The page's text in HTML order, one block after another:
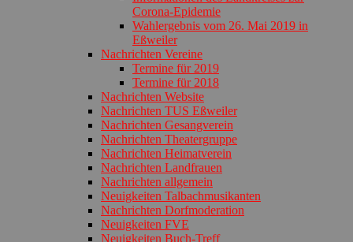
Corona-Epidemie
Wahlergebnis vom 26. Mai 2019 in
Eßweiler
Nachrichten Vereine
Termine für 2019
Termine für 2018
Nachrichten Website
Nachrichten TUS Eßweiler
Nachrichten Gesangverein
Nachrichten Theatergruppe
Nachrichten Heimatverein
Nachrichten Landfrauen
Nachrichten allgemein
Neuigkeiten Talbachmusikanten
Nachrichten Dorfmoderation
Neuigkeiten FVE
Neuigkeiten Buch-Treff